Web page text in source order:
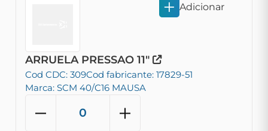
ARRUELA PRESSAO 11"
Cod CDC: 309Cod fabricante: 17829-51
Marca: SCM 40/C16 MAUSA
Adicionar